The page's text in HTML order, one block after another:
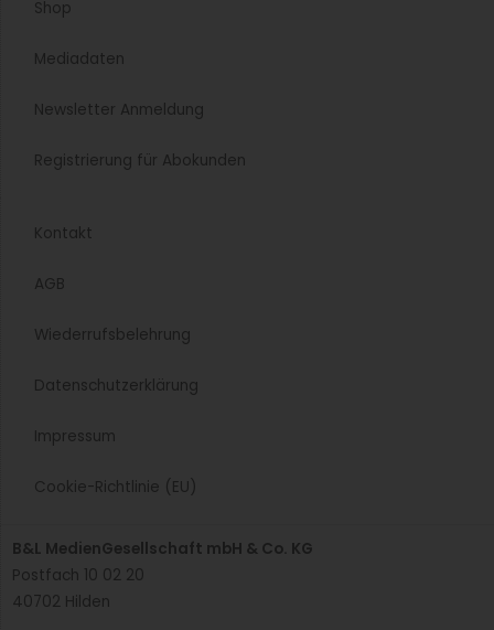
Shop
Mediadaten
Newsletter Anmeldung
Registrierung für Abokunden
Kontakt
AGB
Wiederrufsbelehrung
Datenschutzerklärung
Impressum
Cookie-Richtlinie (EU)
B&L MedienGesellschaft mbH & Co. KG
Postfach 10 02 20
40702 Hilden